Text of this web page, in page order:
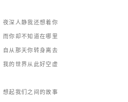
夜深人静我还想着你
而你却不知道在哪里
自从那天你转身离去
我的世界从此好空虚
想起我们之间的故事